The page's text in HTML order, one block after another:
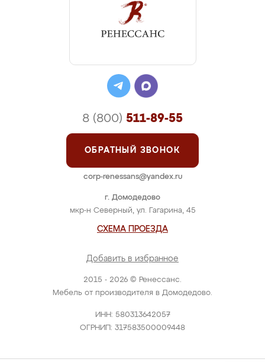
2015 - 2026 © Ренессанс.
Мебель от производителя в Домодедово.
ИНН: 580313642057
ОГРНИП: 317583500009448
г. Домодедово
мкр-н Северный, ул. Гагарина, 45
СХЕМА ПРОЕЗДА
Добавить в избранное
8 (800) 511-89-55
ОБРАТНЫЙ ЗВОНОК
corp-renessans@yandex.ru